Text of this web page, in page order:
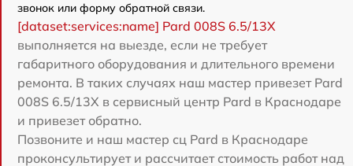
звонок или форму обратной связи.
[dataset:services:name] Pard 008S 6.5/13X
выполняется на выезде, если не требует
габаритного оборудования и длительного времени
ремонта. В таких случаях наш мастер привезет Pard
008S 6.5/13X в сервисный центр Pard в Краснодаре
и привезет обратно.
Позвоните и наш мастер сц Pard в Краснодаре
проконсультирует и рассчитает стоимость работ над